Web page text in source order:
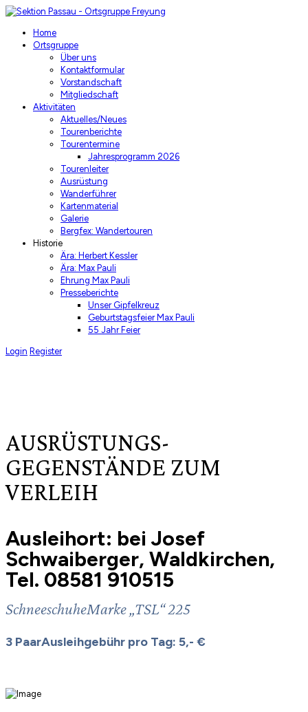
Home
Ortsgruppe
Über uns
Kontaktformular
Vorstandschaft
Mitgliedschaft
Aktivitäten
Aktuelles/Neues
Tourenberichte
Tourentermine
Jahresprogramm 2026
Tourenleiter
Ausrüstung
Wanderführer
Kartenmaterial
Galerie
Bergfex: Wandertouren
Historie
Ära: Herbert Kessler
Ära: Max Pauli
Ehrung Max Pauli
Presseberichte
Unser Gipfelkreuz
Geburtstagsfeier Max Pauli
55 Jahr Feier
Login Register
AUSRÜSTUNGS-
GEGENSTÄNDE ZUM
VERLEIH
Ausleihort: bei Josef
Schwaiberger, Waldkirchen,
Tel. 08581 910515
SchneeschuheMarke „TSL“ 225
3 PaarAusleihgebühr pro Tag: 5,- €